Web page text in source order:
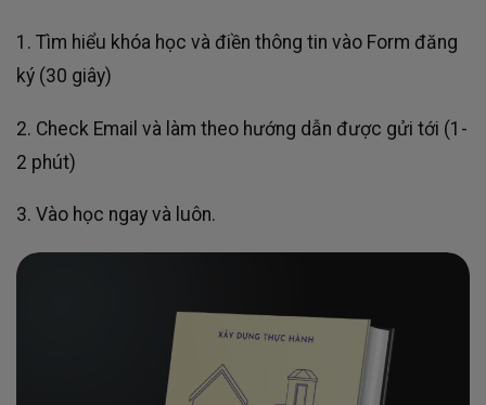
1. Tìm hiểu khóa học và điền thông tin vào Form đăng
ký (30 giây)
2. Check Email và làm theo hướng dẫn được gửi tới (1-
2 phút)
3. Vào học ngay và luôn.